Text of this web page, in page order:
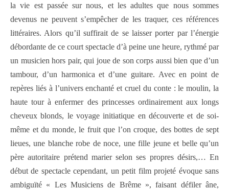
la vie est passée sur nous, et les adultes que nous sommes
devenus ne peuvent s’empêcher de les traquer, ces références
littéraires. Alors qu’il suffirait de se laisser porter par l’énergie
débordante de ce court spectacle d’à peine une heure, rythmé par
un musicien hors pair, qui joue de son corps aussi bien que d’un
tambour, d’un harmonica et d’une guitare. Avec en point de
repères liés à l’univers enchanté et cruel du conte : le moulin, la
haute tour à enfermer des princesses ordinairement aux longs
cheveux blonds, le voyage initiatique en découverte et de soi-
même et du monde, le fruit que l’on croque, des bottes de sept
lieues, une blanche robe de noce, une fille jeune et belle qu’un
père autoritaire prétend marier selon ses propres désirs,… En
début de spectacle cependant, un petit film projeté évoque sans
ambiguïté « Les Musiciens de Brême », faisant défiler âne,